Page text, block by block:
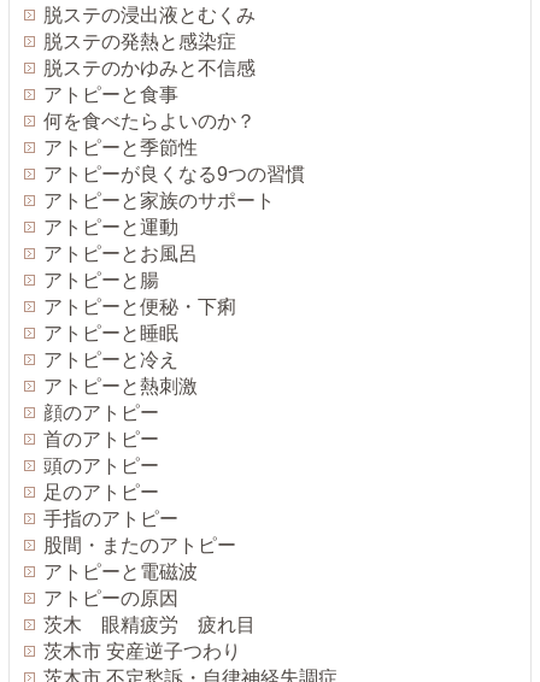
脱ステの浸出液とむくみ
脱ステの発熱と感染症
脱ステのかゆみと不信感
アトピーと食事
何を食べたらよいのか？
アトピーと季節性
アトピーが良くなる9つの習慣
アトピーと家族のサポート
アトピーと運動
アトピーとお風呂
アトピーと腸
アトピーと便秘・下痢
アトピーと睡眠
アトピーと冷え
アトピーと熱刺激
顔のアトピー
首のアトピー
頭のアトピー
足のアトピー
手指のアトピー
股間・またのアトピー
アトピーと電磁波
アトピーの原因
茨木 眼精疲労 疲れ目
茨木市 安産逆子つわり
茨木市 不定愁訴・自律神経失調症